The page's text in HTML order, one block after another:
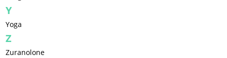
Y
Yoga
Z
Zuranolone